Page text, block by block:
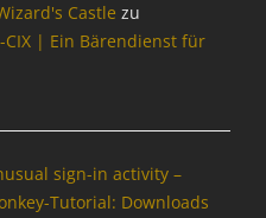
Castle zu
CIX | Ein Bärendienst für
sign-in activity –
Tutorial: Downloads